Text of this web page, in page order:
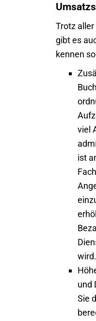
Trotz
gibt es
kennen
viel
ist
wird.
und
Sie